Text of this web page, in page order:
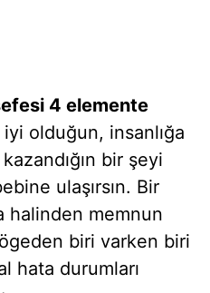
4 elemente
olduğun, insanlığa
bir şeyi
ulaşırsın. Bir
halinden memnun
biri varken biri
hata durumları